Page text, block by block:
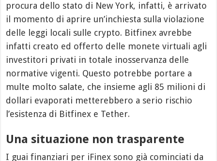
procura dello stato di New York, infatti, è arrivato
il momento di aprire un’inchiesta sulla violazione
delle leggi locali sulle crypto. Bitfinex avrebbe
infatti creato ed offerto delle monete virtuali agli
investitori privati in totale inosservanza delle
normative vigenti. Questo potrebbe portare a
multe molto salate, che insieme agli 85 milioni di
dollari evaporati metterebbero a serio rischio
l’esistenza di Bitfinex e Tether.
Una situazione non trasparente
I guai finanziari per iFinex sono già cominciati da